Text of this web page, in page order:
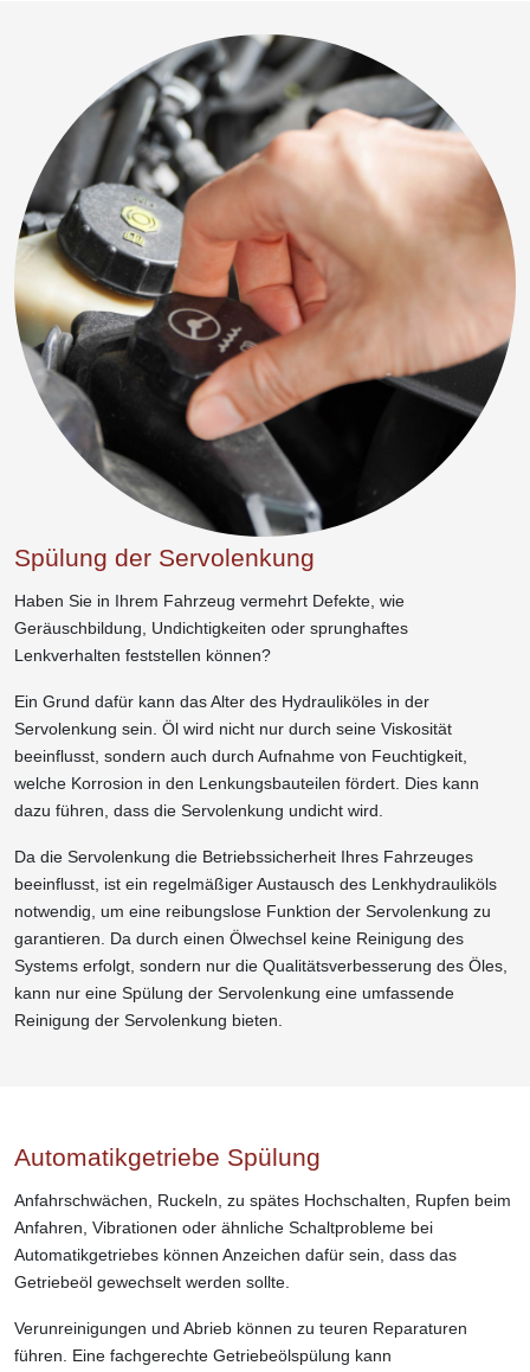
Spülung der Servolenkung
Haben Sie in Ihrem Fahrzeug vermehrt Defekte, wie
Geräuschbildung, Undichtigkeiten oder sprunghaftes
Lenkverhalten feststellen können?
Ein Grund dafür kann das Alter des Hydrauliköles in der
Servolenkung sein. Öl wird nicht nur durch seine Viskosität
beeinflusst, sondern auch durch Aufnahme von Feuchtigkeit,
welche Korrosion in den Lenkungsbauteilen fördert. Dies kann
dazu führen, dass die Servolenkung undicht wird.
Da die Servolenkung die Betriebssicherheit Ihres Fahrzeuges
beeinflusst, ist ein regelmäßiger Austausch des Lenkhydrauliköls
notwendig, um eine reibungslose Funktion der Servolenkung zu
garantieren. Da durch einen Ölwechsel keine Reinigung des
Systems erfolgt, sondern nur die Qualitätsverbesserung des Öles,
kann nur eine Spülung der Servolenkung eine umfassende
Reinigung der Servolenkung bieten.
Automatikgetriebe Spülung
Anfahrschwächen, Ruckeln, zu spätes Hochschalten, Rupfen beim
Anfahren, Vibrationen oder ähnliche Schaltprobleme bei
Automatikgetriebes können Anzeichen dafür sein, dass das
Getriebeöl gewechselt werden sollte.
Verunreinigungen und Abrieb können zu teuren Reparaturen
führen. Eine fachgerechte Getriebeölspülung kann